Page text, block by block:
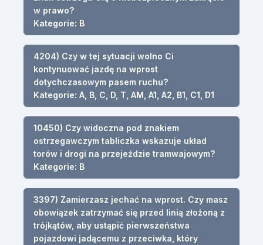
w prawo?
Kategorie: B
4204) Czy w tej sytuacji wolno Ci
kontynuować jazdę na wprost
dotychczasowym pasem ruchu?
Kategorie: A, B, C, D, T, AM, A1, A2, B1, C1, D1
10450) Czy widoczna pod znakiem
ostrzegawczym tabliczka wskazuje układ
torów i drogi na przejeździe tramwajowym?
Kategorie: B
3397) Zamierzasz jechać na wprost. Czy masz
obowiązek zatrzymać się przed linią złożoną z
trójkątów, aby ustąpić pierwszeństwa
pojazdowi jadącemu z przeciwka, który